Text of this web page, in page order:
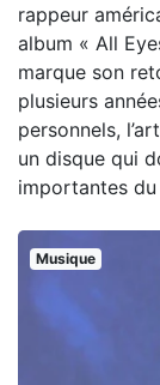
rappeur
album « All
marque son
plusieurs
personnels,
un disque qui
importantes
Musique